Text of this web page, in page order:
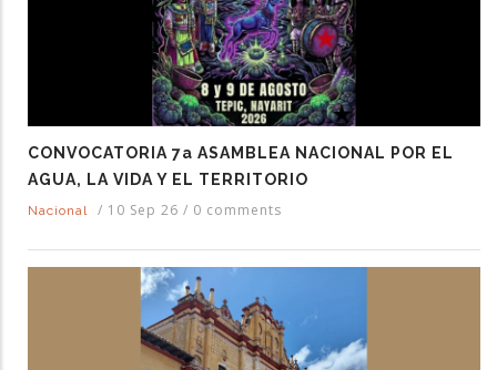
CONVOCATORIA 7a ASAMBLEA NACIONAL POR EL
AGUA, LA VIDA Y EL TERRITORIO
Nacional / 10 Sep 26 / 0 comments